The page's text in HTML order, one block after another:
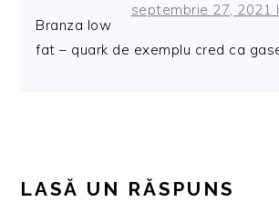
septembrie 27, 2021
Branza low
fat – quark de exemplu cred ca
LASĂ UN RĂSPUNS